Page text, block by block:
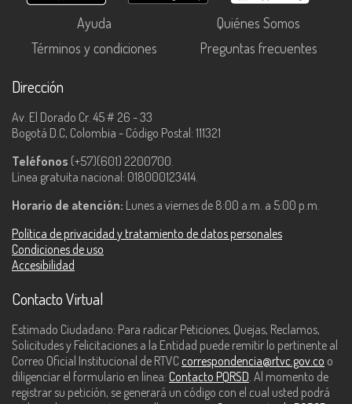
Ayuda
Quiénes Somos
Términos y condiciones
Preguntas frecuentes
Dirección
Av. El Dorado Cr. 45 # 26 - 33
Bogotá D.C, Colombia - Código Postal: 111321
Teléfonos (+57)(601) 2200700.
Línea gratuita nacional: 018000123414.
Horario de atención: Lunes a viernes de 8:00 a.m. a 5:00 p.m.
Política de privacidad y tratamiento de datos personales
Condiciones de uso
Accesibilidad
Contacto Virtual
Estimado Ciudadano: Para radicar Peticiones, Quejas, Reclamos,
Solicitudes y Felicitaciones a la Entidad puede remitir lo pertinente al
Correo Oficial Institucional de RTVC correspondencia@rtvc.gov.co o
diligenciar el formulario en línea: Contacto PQRSD. Al momento de
registrar su petición, se generará un código con el cual usted podrá